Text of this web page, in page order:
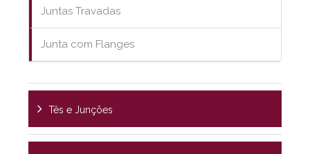
Juntas Travadas
Junta com Flanges
Tês e Junções